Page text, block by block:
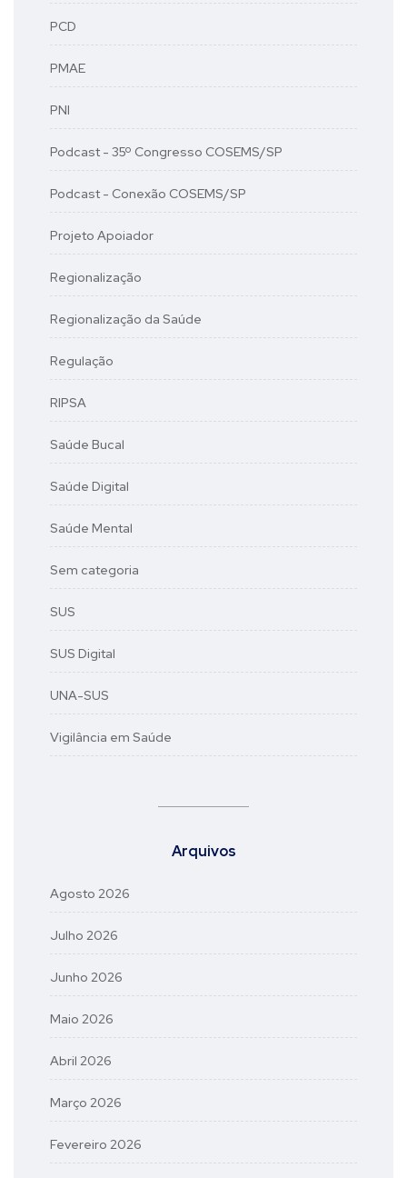
PCD
PMAE
PNI
Podcast - 35º Congresso COSEMS/SP
Podcast - Conexão COSEMS/SP
Projeto Apoiador
Regionalização
Regionalização da Saúde
Regulação
RIPSA
Saúde Bucal
Saúde Digital
Saúde Mental
Sem categoria
SUS
SUS Digital
UNA-SUS
Vigilância em Saúde
Arquivos
Agosto 2026
Julho 2026
Junho 2026
Maio 2026
Abril 2026
Março 2026
Fevereiro 2026